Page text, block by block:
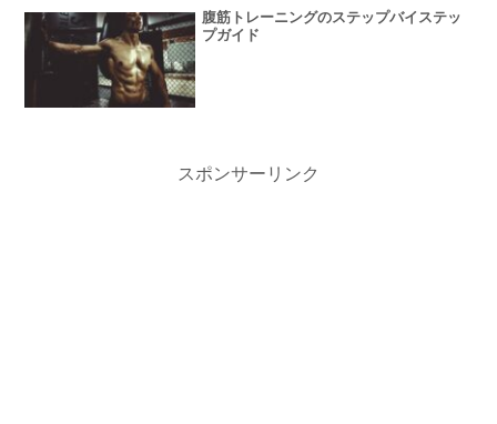
腹筋トレーニングのステップバイステッ
プガイド
スポンサーリンク